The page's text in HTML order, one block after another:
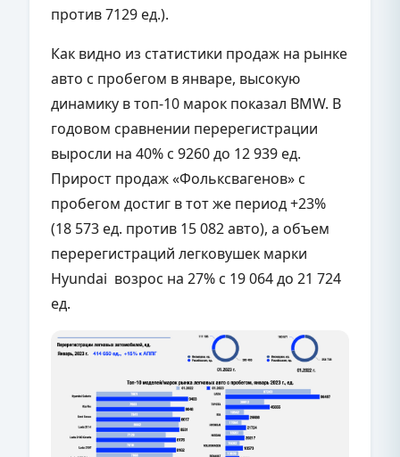
против 7129 ед.).
Как видно из статистики продаж на рынке
авто с пробегом в январе, высокую
динамику в топ-10 марок показал BMW. В
годовом сравнении перерегистрации
выросли на 40% с 9260 до 12 939 ед.
Прирост продаж «Фольксвагенов» с
пробегом достиг в тот же период +23%
(18 573 ед. против 15 082 авто), а объем
перерегистраций легковушек марки
Hyundai возрос на 27% с 19 064 до 21 724
ед.